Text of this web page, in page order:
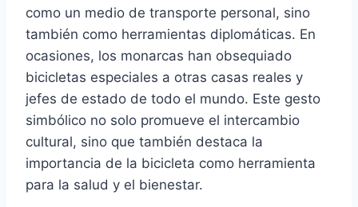
como un medio de transporte personal, sino
también como herramientas diplomáticas. En
ocasiones, los monarcas han obsequiado
bicicletas especiales a otras casas reales y
jefes de estado de todo el mundo. Este gesto
simbólico no solo promueve el intercambio
cultural, sino que también destaca la
importancia de la bicicleta como herramienta
para la salud y el bienestar.